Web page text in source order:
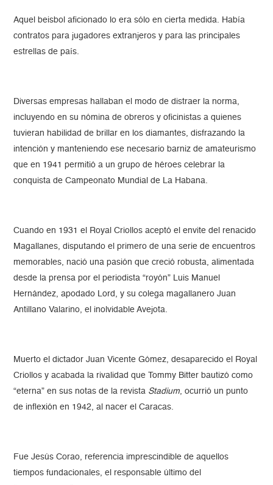
Aquel beisbol aficionado lo era sólo en cierta medida. Había
contratos para jugadores extranjeros y para las principales
estrellas de país.
Diversas empresas hallaban el modo de distraer la norma,
incluyendo en su nómina de obreros y oficinistas a quienes
tuvieran habilidad de brillar en los diamantes, disfrazando la
intención y manteniendo ese necesario barniz de amateurismo
que en 1941 permitió a un grupo de héroes celebrar la
conquista de Campeonato Mundial de La Habana.
Cuando en 1931 el Royal Criollos aceptó el envite del renacido
Magallanes, disputando el primero de una serie de encuentros
memorables, nació una pasión que creció robusta, alimentada
desde la prensa por el periodista “royón” Luis Manuel
Hernández, apodado Lord, y su colega magallanero Juan
Antillano Valarino, el inolvidable Avejota.
Muerto el dictador Juan Vicente Gómez, desaparecido el Royal
Criollos y acabada la rivalidad que Tommy Bitter bautizó como
“eterna” en sus notas de la revista Stadium, ocurrió un punto
de inflexión en 1942, al nacer el Caracas.
Fue Jesús Corao, referencia imprescindible de aquellos
tiempos fundacionales, el responsable último del